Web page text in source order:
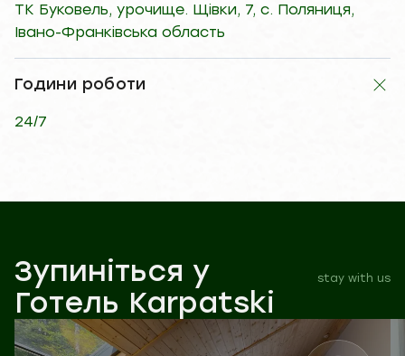
ТК Буковель, урочище. Щівки, 7, с. Поляниця,
Івано-Франківська область
Години роботи
24/7
stay with us
Зупиніться у
Готель Karpatski